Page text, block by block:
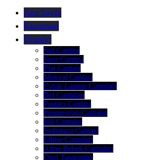
Ana Sayfa
Kurumsal
Ürünler
Sırt Çantası
Spor Çantası
Plaj Çantası
Makyaj Çantası
Evrak Laptop Çantaları
Bel Çantaları
Postacı Çantası
Promosyon Çantalar
İpli Çantalar
Soğutucu Çantası
Elbise Çantaları
Anne Bebek Çantaları
Özel Tasarımlar